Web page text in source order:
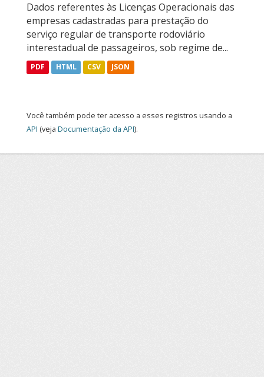
Dados referentes às Licenças Operacionais das
empresas cadastradas para prestação do
serviço regular de transporte rodoviário
interestadual de passageiros, sob regime de...
PDF HTML CSV JSON
Você também pode ter acesso a esses registros usando a
API (veja Documentação da API).